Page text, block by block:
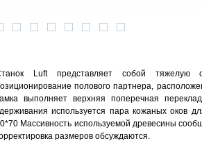
Luft представляет собой тяжелую
полового партнера,
выполняет верхняя поперечная
используется пара кожаных оков
Массивность используемой древесины
размеров обсуждаются.